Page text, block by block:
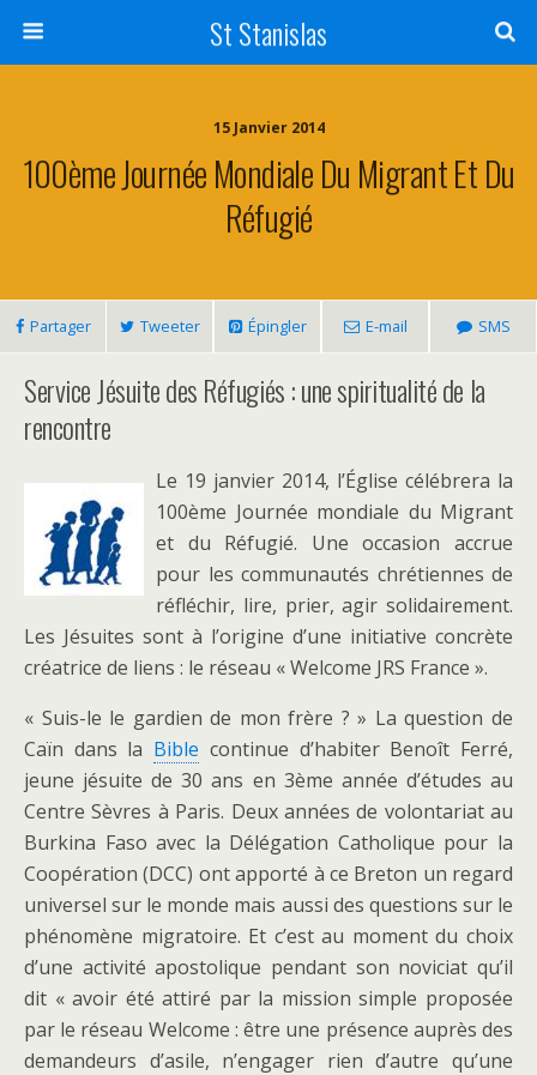
St Stanislas
15 Janvier 2014
100ème Journée Mondiale Du Migrant Et Du
Réfugié
Partager Tweeter Épingler E-mail SMS
Service Jésuite des Réfugiés : une spiritualité de la
rencontre
Le 19 janvier 2014, l’Église célébrera la
100ème Journée mondiale du Migrant
et du Réfugié. Une occasion accrue
pour les communautés chrétiennes de
réfléchir, lire, prier, agir solidairement.
Les Jésuites sont à l’origine d’une initiative concrète
créatrice de liens : le réseau « Welcome JRS France ».
« Suis-le le gardien de mon frère ? » La question de
Caïn dans la Bible continue d’habiter Benoît Ferré,
jeune jésuite de 30 ans en 3ème année d’études au
Centre Sèvres à Paris. Deux années de volontariat au
Burkina Faso avec la Délégation Catholique pour la
Coopération (DCC) ont apporté à ce Breton un regard
universel sur le monde mais aussi des questions sur le
phénomène migratoire. Et c’est au moment du choix
d’une activité apostolique pendant son noviciat qu’il
dit « avoir été attiré par la mission simple proposée
par le réseau Welcome : être une présence auprès des
demandeurs d’asile, n’engager rien d’autre qu’une